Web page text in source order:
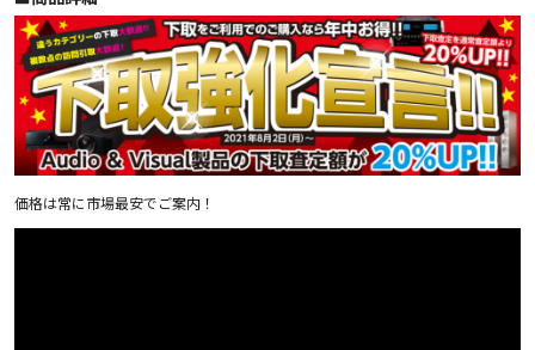
価格は常に市場最安でご案内！